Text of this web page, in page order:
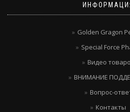
Golden Gragon
Special Force
Видео
ВНИМАНИЕ
Вопрос-
Контакты